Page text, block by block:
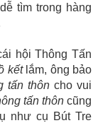
tìm trong hàng
hội Thông Tấn
kếtlắm, ông bảo
tấn thôn cho vui
tấn thôn cũng
như cụ Bút Tre